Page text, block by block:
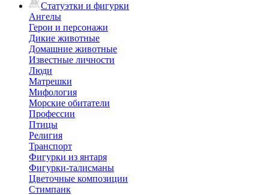
Статуэтки и фигурки
Ангелы
Герои и персонажи
Дикие животные
Домашние животные
Известные личности
Люди
Матрешки
Мифология
Морские обитатели
Профессии
Птицы
Религия
Транспорт
Фигурки из янтаря
Фигурки-талисманы
Цветочные композиции
Стимпанк